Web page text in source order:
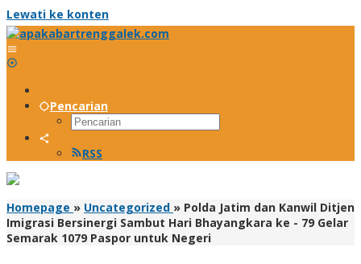
Lewati ke konten
Pencarian
RSS
Homepage » Uncategorized » Polda Jatim dan Kanwil Ditjen
Imigrasi Bersinergi Sambut Hari Bhayangkara ke - 79 Gelar
Semarak 1079 Paspor untuk Negeri